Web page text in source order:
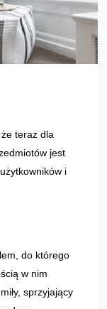
teraz dla
jest
i
do którego
w nim
sprzyjający